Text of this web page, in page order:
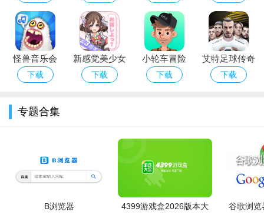
新版
免费版
怪兽音乐会
(My Singing
文版最新版下
载
下载
新感觉美少女
恋爱
下载
小轮车冒险
3（Pumped
下载
艾特足球传奇
十一人2
下载
专题合集
B浏览器
4399游戏盒2026版本大
谷歌浏览